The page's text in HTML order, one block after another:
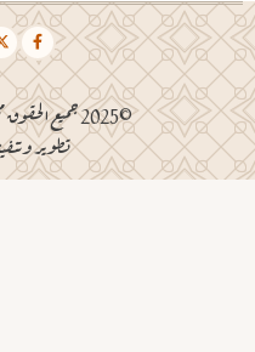
©2025 جميع الحقوق محفوظة مؤسسة الدعوة الخيرية
تطوير وتنفيذ